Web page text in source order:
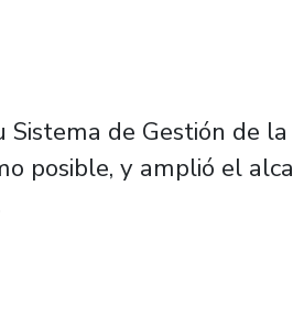
de Gestión de la
posible, y amplió el